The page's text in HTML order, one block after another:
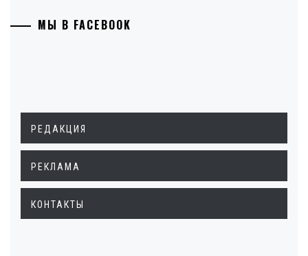
МЫ В FACEBOOK
РЕДАКЦИЯ
РЕКЛАМА
КОНТАКТЫ